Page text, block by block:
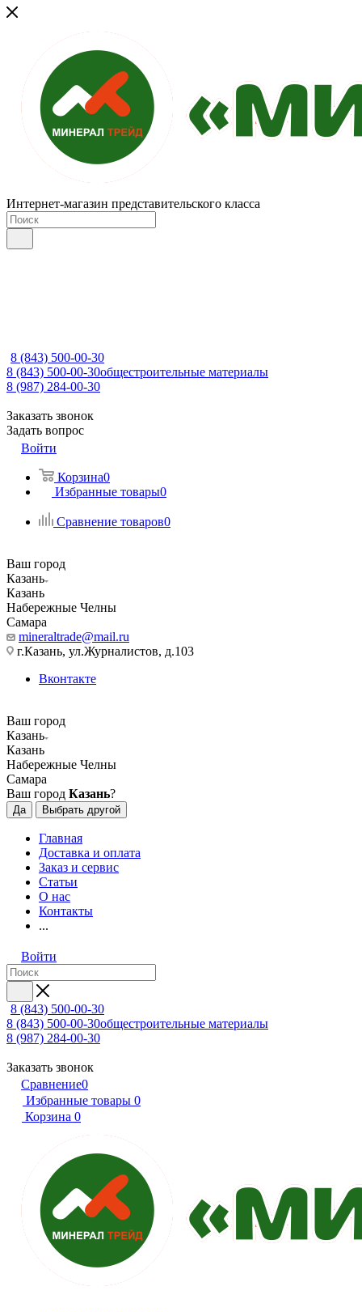
Интернет-магазин представительского класса
8 (843) 500-00-30
8 (843) 500-00-30общестроительные материалы
8 (987) 284-00-30
Заказать звонок
Задать вопрос
Войти
Корзина0
Избранные товары0
Сравнение товаров0
Ваш город
Казань
Казань
Набережные Челны
Самара
mineraltrade@mail.ru
г.Казань, ул.Журналистов, д.103
Вконтакте
Ваш город
Казань
Казань
Набережные Челны
Самара
Ваш город Казань?
Да Выбрать другой
Главная
Доставка и оплата
Заказ и сервис
Статьи
О нас
Контакты
...
Войти
8 (843) 500-00-30
8 (843) 500-00-30общестроительные материалы
8 (987) 284-00-30
Заказать звонок
Сравнение0
Избранные товары 0
Корзина 0